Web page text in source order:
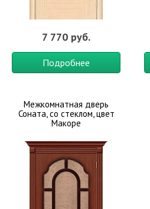
7 770 руб.
Подробнее
Межкомнатная дверь
Соната, со стеклом, цвет
Макоре